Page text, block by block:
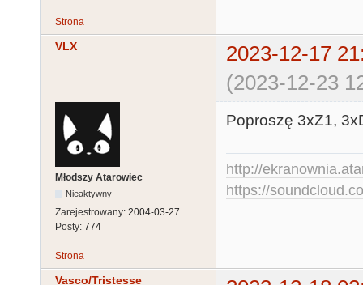
Strona
VLX
2023-12-17
(2023-12-23
Młodszy Atarowiec
Nieaktywny
Zarejestrowany: 2004-03-27
Posty: 774
Poproszę 3xZ1,
http://
https://
Strona
Vasco/Tristesse